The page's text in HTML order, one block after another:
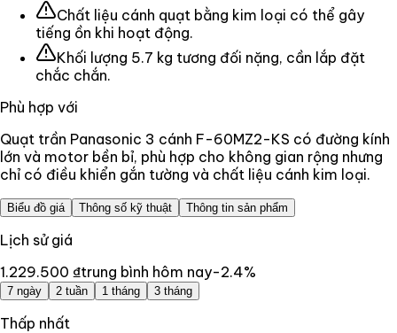
Chất liệu cánh quạt bằng kim loại có thể gây
tiếng ồn khi hoạt động.
Khối lượng 5.7 kg tương đối nặng, cần lắp đặt
chắc chắn.
Phù hợp với
Quạt trần Panasonic 3 cánh F-60MZ2-KS có đường kính
lớn và motor bền bỉ, phù hợp cho không gian rộng nhưng
chỉ có điều khiển gắn tường và chất liệu cánh kim loại.
Biểu đồ giá Thông số kỹ thuật Thông tin sản phẩm
Lịch sử giá
1.229.500 ₫trung bình hôm nay-2.4%
7 ngày 2 tuần 1 tháng 3 tháng
Thấp nhất